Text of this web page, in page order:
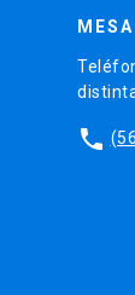
phone